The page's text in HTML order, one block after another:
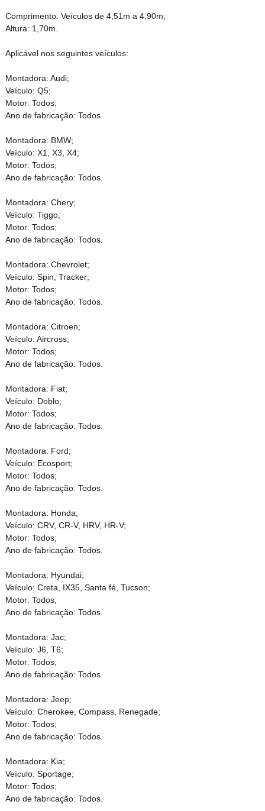
Comprimento: Veículos de 4,51m a 4,90m;
Altura: 1,70m.
Aplicável nos seguintes veículos:
Montadora: Audi;
Veículo: Q5;
Motor: Todos;
Ano de fabricação: Todos.
Montadora: BMW;
Veículo: X1, X3, X4;
Motor: Todos;
Ano de fabricação: Todos.
Montadora: Chery;
Veículo: Tiggo;
Motor: Todos;
Ano de fabricação: Todos.
Montadora: Chevrolet;
Veículo: Spin, Tracker;
Motor: Todos;
Ano de fabricação: Todos.
Montadora: Citroen;
Veículo: Aircross;
Motor: Todos;
Ano de fabricação: Todos.
Montadora: Fiat;
Veículo: Doblo;
Motor: Todos;
Ano de fabricação: Todos.
Montadora: Ford;
Veículo: Ecosport;
Motor: Todos;
Ano de fabricação: Todos.
Montadora: Honda;
Veículo: CRV, CR-V, HRV, HR-V;
Motor: Todos;
Ano de fabricação: Todos.
Montadora: Hyundai;
Veículo: Creta, IX35, Santa fé, Tucson;
Motor: Todos;
Ano de fabricação: Todos.
Montadora: Jac;
Veículo: J6, T6;
Motor: Todos;
Ano de fabricação: Todos.
Montadora: Jeep;
Veículo: Cherokee, Compass, Renegade;
Motor: Todos;
Ano de fabricação: Todos.
Montadora: Kia;
Veículo: Sportage;
Motor: Todos;
Ano de fabricação: Todos.